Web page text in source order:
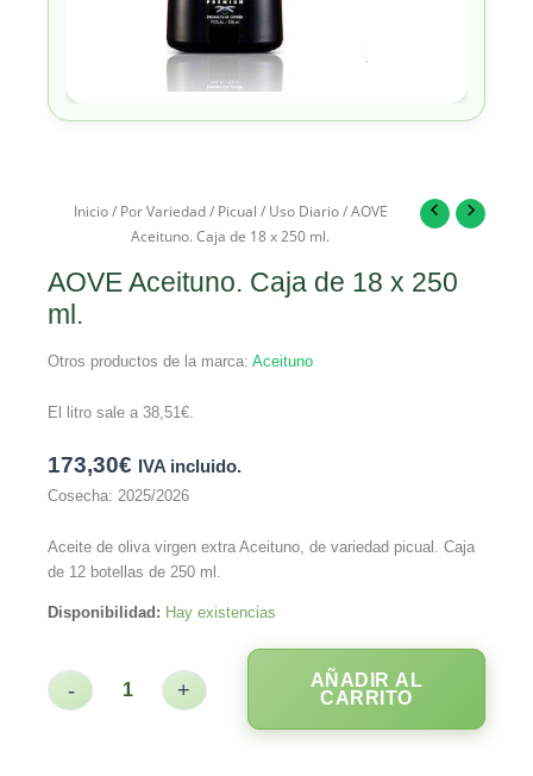
Inicio/ Por Variedad/ Picual / Uso Diario/ AOVE
Aceituno. Caja de 18 x 250 ml.
AOVE Aceituno. Caja de 18 x 250
ml.
Otros productos de la marca: Aceituno
El litro sale a 38,51€.
173,30€ IVA incluido.
Cosecha: 2025/2026
Aceite de oliva virgen extra Aceituno, de variedad picual. Caja
de 12 botellas de 250 ml.
Disponibilidad: Hay existencias
- +
AÑADIR AL
CARRITO